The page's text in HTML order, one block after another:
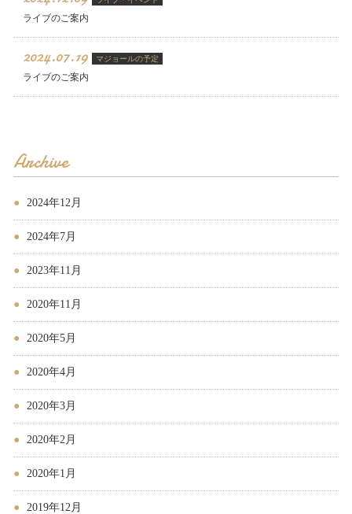
ライブのご案内
2024.07.19 マジョールの予定
ライブのご案内
Archive
2024年12月
2024年7月
2023年11月
2020年11月
2020年5月
2020年4月
2020年3月
2020年2月
2020年1月
2019年12月